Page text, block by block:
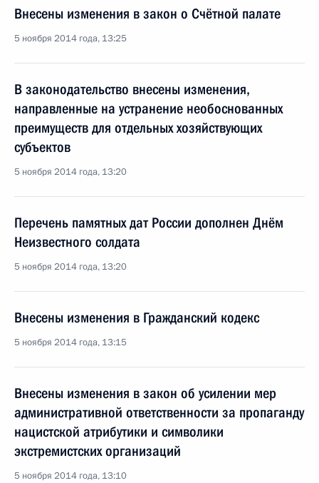
Внесены изменения в закон о Счётной палате
5 ноября 2014 года, 13:25
В законодательство внесены изменения,
направленные на устранение необоснованных
преимуществ для отдельных хозяйствующих
субъектов
5 ноября 2014 года, 13:20
Перечень памятных дат России дополнен Днём
Неизвестного солдата
5 ноября 2014 года, 13:20
Внесены изменения в Гражданский кодекс
5 ноября 2014 года, 13:15
Внесены изменения в закон об усилении мер
административной ответственности за пропаганду
нацистской атрибутики и символики
экстремистских организаций
5 ноября 2014 года, 13:10